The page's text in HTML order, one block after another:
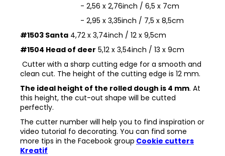
- 2,56 x 2,76inch / 6,5 x 7cm
- 2,95 x 3,35inch / 7,5 x 8,5cm
#1503 Santa 4,72 x 3,74inch / 12 x 9,5cm
#1504 Head of deer 5,12 x 3,54inch / 13 x 9cm
Cutter with a sharp cutting edge for a smooth and
clean cut. The height of the cutting edge is 12 mm.
The ideal height of the rolled dough is 4 mm. At
this height, the cut-out shape will be cutted
perfectly.
The cutter number will help you to find inspiration or
video tutorial fo decorating. You can find some
more tips in the Facebook group Cookie cutters
Kreatif